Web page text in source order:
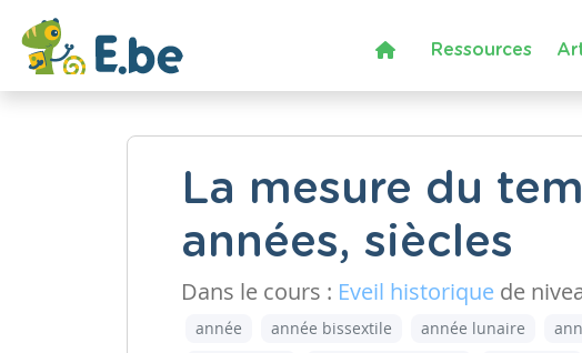
Ressources
La mesure du
années, siècles
Dans le cours : Eveil historique de
année année bissextile année lunaire